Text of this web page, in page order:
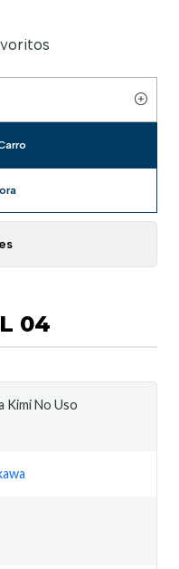
04
Kimi No Uso